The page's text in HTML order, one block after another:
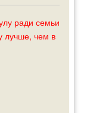
ради семьи
лучше, чем в